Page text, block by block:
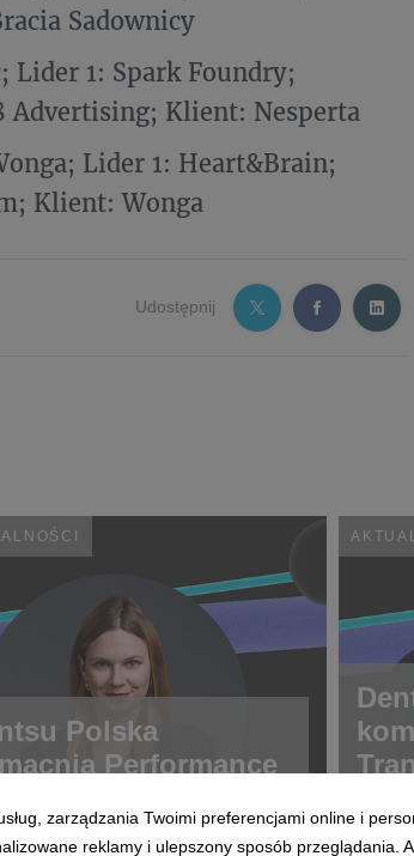
Sadownicy
Lider 1: Spark Foundry;
Advertising; Klient: Nesperta
Lider 1: Heart&Brain;
Klient: Wonga
Udostępnij
Polska
Performance
zarządzania Twoimi preferencjami online i
reklamy i ulepszony sposób przeglądania.